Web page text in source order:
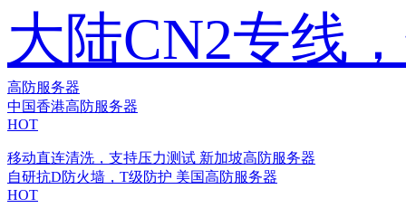
大陆CN2专线
高防服务器
中国香港高防服务器
HOT
移动直连清洗，支持压力测试 新加坡高防服务器
自研抗D防火墙，T级防护 美国高防服务器
HOT